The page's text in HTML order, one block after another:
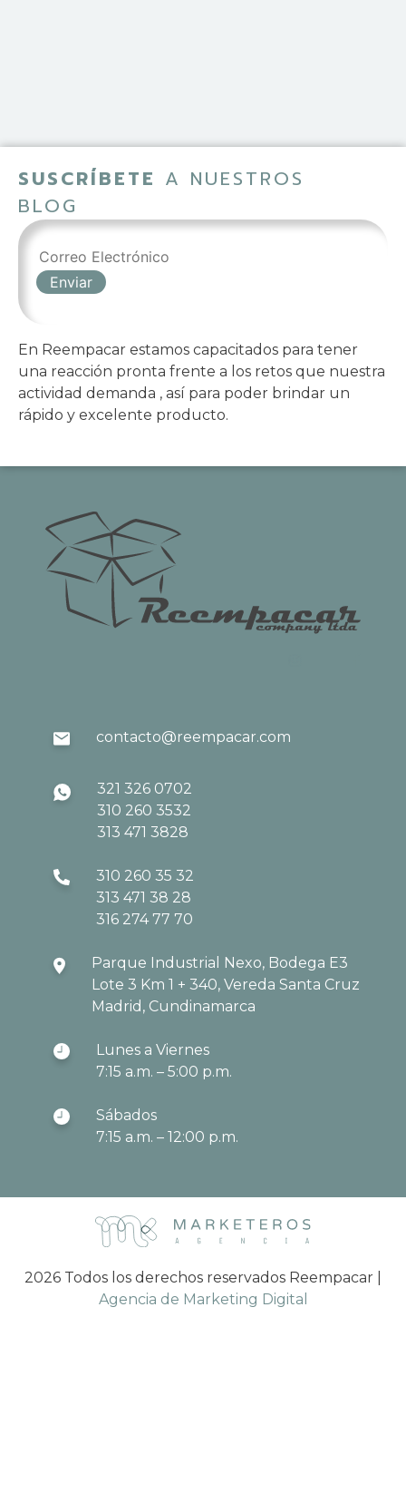
SUSCRÍBETE A NUESTROS
BLOG
En Reempacar estamos capacitados para tener
una reacción pronta frente a los retos que nuestra
actividad demanda , así para poder brindar un
rápido y excelente producto.
contacto@reempacar.com
321 326 0702
310 260 3532
313 471 3828
310 260 35 32
313 471 38 28
316 274 77 70
Parque Industrial Nexo, Bodega E3
Lote 3 Km 1 + 340, Vereda Santa Cruz
Madrid, Cundinamarca
Lunes a Viernes
7:15 a.m. – 5:00 p.m.
Sábados
7:15 a.m. – 12:00 p.m.
2026 Todos los derechos reservados Reempacar |
Agencia de Marketing Digital